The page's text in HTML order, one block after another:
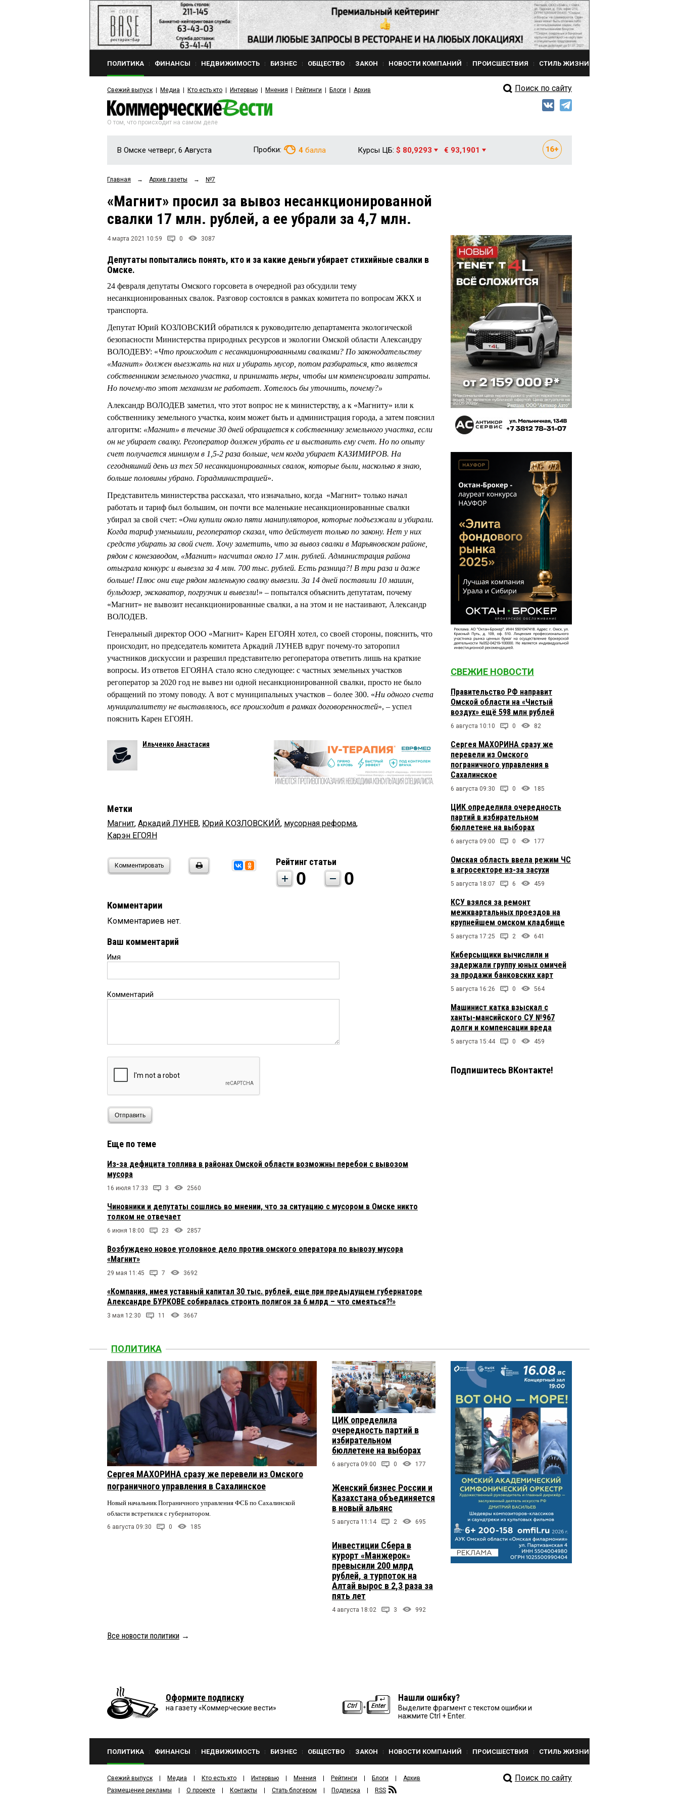
ПОЛИТИКА ФИНАНСЫ НЕДВИЖИМОСТЬ БИЗНЕС ОБЩЕСТВО ЗАКОН НОВОСТИ КОМПАНИЙ ПРОИСШЕСТВИЯ СТИЛЬ ЖИЗНИ
Свежий выпуск Медиа Кто есть кто Интервью Мнения Рейтинги Блоги Архив Поиск по сайту
О том, что происходит на самом деле
В Омске четверг, 6 Августа Пробки: 4 балла Курсы ЦБ: $ 80,9293 € 93,1901
Главная → Архив газеты → №7
«Магнит» просил за вывоз несанкционированной
свалки 17 млн. рублей, а ее убрали за 4,7 млн.
4 марта 2021 10:59 0 3087
Депутаты попытались понять, кто и за какие деньги убирает стихийные свалки в
Омске.
24 февраля депутаты Омского горсовета в очередной раз обсудили тему
несанкционированных свалок. Разговор состоялся в рамках комитета по вопросам ЖКХ и
транспорта.
Депутат Юрий КОЗЛОВСКИЙ обратился к руководителю департамента экологической
безопасности Министерства природных ресурсов и экологии Омской области Александру
ВОЛОДЕВУ: «Что происходит с несанкционированными свалками? По законодательству
«Магнит» должен выезжать на них и убирать мусор, потом разбираться, кто является
собственником земельного участка, и принимать меры, чтобы им компенсировали затраты.
Но почему-то этот механизм не работает. Хотелось бы уточнить, почему?»
Александр ВОЛОДЕВ заметил, что этот вопрос не к министерству, а к «Магниту» или к
собственнику земельного участка, коим может быть и администрация города, а затем пояснил
алгоритм: «Магнит» в течение 30 дней обращается к собственнику земельного участка, если
он не убирает свалку. Регоператор должен убрать ее и выставить ему счет. Но по опыту
счет получается минимум в 1,5-2 раза больше, чем когда убирает КАЗИМИРОВ. На
сегодняшний день из тех 50 несанкционированных свалок, которые были, насколько я знаю,
больше половины убрано. Горадминистрацией».
Представитель министерства рассказал, что изначально, когда «Магнит» только начал
работать и тариф был большим, он почти все маленькие несанкционированные свалки
убирал за свой счет: «Они купили около пяти манипуляторов, которые подъезжали и убирали.
Когда тариф уменьшили, регоператор сказал, что действует только по закону. Нет у них
средств убирать за свой счет. Хочу заметить, что за вывоз свалки в Марьяновском районе,
рядом с конезаводом, «Магнит» насчитал около 17 млн. рублей. Администрация района
отыграла конкурс и вывезла за 4 млн. 700 тыс. рублей. Есть разница?! В три раза и даже
больше! Плюс они еще рядом маленькую свалку вывезли. За 14 дней поставили 10 машин,
бульдозер, экскаватор, погрузчик и вывезли!» – попытался объяснить депутатам, почему
«Магнит» не вывозит несанкционированные свалки, а на этом и не настаивают, Александр
ВОЛОДЕВ.
Генеральный директор ООО «Магнит» Карен ЕГОЯН хотел, со своей стороны, пояснить, что
происходит, но председатель комитета Аркадий ЛУНЕВ вдруг почему-то заторопил
участников дискуссии и разрешил представителю регоператора ответить лишь на краткие
вопросы. Из ответов ЕГОЯНА стало ясно следующее: с частных земельных участков
регоператор за 2020 год не вывез ни одной несанкционированной свалки, просто не было
обращений по этому поводу. А вот с муниципальных участков – более 300. «Ни одного счета
муниципалитету не выставлялось, все происходит в рамках договоренностей», – успел
пояснить Карен ЕГОЯН.
Ильченко Анастасия
Метки
Магнит, Аркадий ЛУНЕВ, Юрий КОЗЛОВСКИЙ, мусорная реформа,
Карэн ЕГОЯН
Комментировать Рейтинг статьи
0 0
Комментарии
Комментариев нет.
Ваш комментарий
Имя
Комментарий
Отправить
Еще по теме
Из-за дефицита топлива в районах Омской области возможны перебои с вывозом
мусора
16 июля 17:33 3 2560
Чиновники и депутаты сошлись во мнении, что за ситуацию с мусором в Омске никто
толком не отвечает
6 июня 18:00 23 2857
Возбуждено новое уголовное дело против омского оператора по вывозу мусора
«Магнит»
29 мая 11:45 7 3692
«Компания, имея уставный капитал 30 тыс. рублей, еще при предыдущем губернаторе
Александре БУРКОВЕ собиралась строить полигон за 6 млрд – что смеяться?!»
3 мая 12:30 11 3667
СВЕЖИЕ НОВОСТИ
Правительство РФ направит
Омской области на «Чистый
воздух» ещё 598 млн рублей
6 августа 10:10 0 82
Сергея МАХОРИНА сразу же
перевели из Омского
пограничного управления в
Сахалинское
6 августа 09:30 0 185
ЦИК определила очередность
партий в избирательном
бюллетене на выборах
6 августа 09:00 0 177
Омская область ввела режим ЧС
в агросекторе из-за засухи
5 августа 18:07 6 459
КСУ взялся за ремонт
межквартальных проездов на
крупнейшем омском кладбище
5 августа 17:25 2 641
Киберсыщики вычислили и
задержали группу юных омичей
за продажи банковских карт
5 августа 16:26 0 564
Машинист катка взыскал с
ханты-мансийского СУ №967
долги и компенсации вреда
5 августа 15:44 0 459
Подпишитесь ВКонтакте!
ПОЛИТИКА
Сергея МАХОРИНА сразу же перевели из Омского
пограничного управления в Сахалинское
Новый начальник Пограничного управления ФСБ по Сахалинской
области встретился с губернатором.
6 августа 09:30 0 185
ЦИК определила
очередность партий в
избирательном
бюллетене на выборах
6 августа 09:00 0 177
Женский бизнес России и
Казахстана объединяется
в новый альянс
5 августа 11:14 2 695
Инвестиции Сбера в
курорт «Манжерок»
превысили 200 млрд
рублей, а турпоток на
Алтай вырос в 2,3 раза за
пять лет
4 августа 18:02 3 992
Все новости политики →
Оформите подписку
на газету «Коммерческие вести»
Нашли ошибку?
Выделите фрагмент с текстом ошибки и
нажмите Ctrl + Enter.
ПОЛИТИКА ФИНАНСЫ НЕДВИЖИМОСТЬ БИЗНЕС ОБЩЕСТВО ЗАКОН НОВОСТИ КОМПАНИЙ ПРОИСШЕСТВИЯ СТИЛЬ ЖИЗНИ
Свежий выпуск Медиа Кто есть кто Интервью Мнения Рейтинги Блоги
Архив
Размещение рекламы
О проекте Контакты Стать блогером Подписка RSS
Поиск по сайту